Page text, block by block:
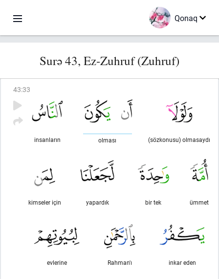
Qonaq
Surə 43, Ez-Zuhruf (Zuhruf)
43:33
(sözkonusu) olmasaydı
olması
insanların
ümmet
bir tek
yapardık
kimseler için
inkar eden
Rahman'ı
evlerine